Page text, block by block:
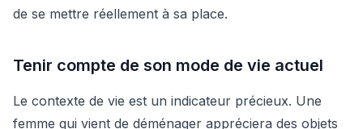
de se mettre réellement à sa place.
Tenir compte de son mode de vie actuel
Le contexte de vie est un indicateur précieux. Une
femme qui vient de déménager appréciera des objets